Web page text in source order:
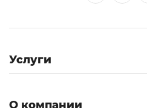
Услуги
О компании